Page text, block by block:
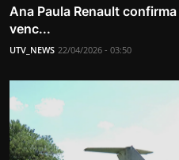
Ana Paula Renault
venc...
UTV_NEWS 22/04/2026 - 03:50